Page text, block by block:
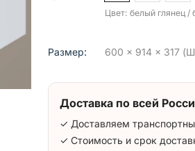
Цвет: белый глянец /
Размер: 600 x 914 x 317
Доставка по всей
✓ Доставляем
✓ Стоимость и срок